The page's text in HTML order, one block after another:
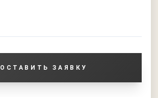
ОСТАВИТЬ ЗАЯВКУ